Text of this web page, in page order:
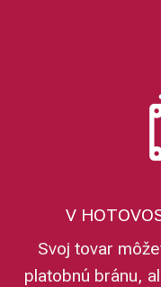
V
Svoj tovar
platobnú bránu,